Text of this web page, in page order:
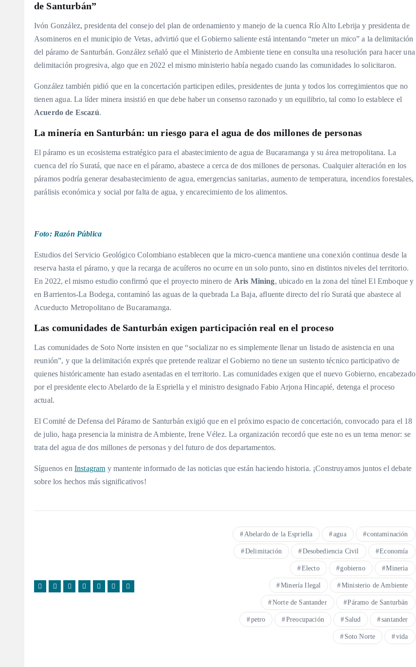
de Santurbán”
Ivón González, presidenta del consejo del plan de ordenamiento y manejo de la cuenca Río Alto Lebrija y presidenta de
Asomineros en el municipio de Vetas, advirtió que el Gobierno saliente está intentando “meter un mico” a la delimitación
del páramo de Santurbán. González señaló que el Ministerio de Ambiente tiene en consulta una resolución para hacer una
delimitación progresiva, algo que en 2022 el mismo ministerio había negado cuando las comunidades lo solicitaron.
González también pidió que en la concertación participen ediles, presidentes de junta y todos los corregimientos que no
tienen agua. La líder minera insistió en que debe haber un consenso razonado y un equilibrio, tal como lo establece el
Acuerdo de Escazú.
La minería en Santurbán: un riesgo para el agua de dos millones de personas
El páramo es un ecosistema estratégico para el abastecimiento de agua de Bucaramanga y su área metropolitana. La
cuenca del río Suratá, que nace en el páramo, abastece a cerca de dos millones de personas. Cualquier alteración en los
páramos podría generar desabastecimiento de agua, emergencias sanitarias, aumento de temperatura, incendios forestales,
parálisis económica y social por falta de agua, y encarecimiento de los alimentos.
Foto: Razón Pública
Estudios del Servicio Geológico Colombiano establecen que la micro-cuenca mantiene una conexión continua desde la
reserva hasta el páramo, y que la recarga de acuíferos no ocurre en un solo punto, sino en distintos niveles del territorio.
En 2022, el mismo estudio confirmó que el proyecto minero de Aris Mining, ubicado en la zona del túnel El Emboque y
en Barrientos-La Bodega, contaminó las aguas de la quebrada La Baja, afluente directo del río Suratá que abastece al
Acueducto Metropolitano de Bucaramanga.
Las comunidades de Santurbán exigen participación real en el proceso
Las comunidades de Soto Norte insisten en que “socializar no es simplemente llenar un listado de asistencia en una
reunión”, y que la delimitación exprés que pretende realizar el Gobierno no tiene un sustento técnico participativo de
quienes históricamente han estado asentadas en el territorio. Las comunidades exigen que el nuevo Gobierno, encabezado
por el presidente electo Abelardo de la Espriella y el ministro designado Fabio Arjona Hincapié, detenga el proceso
actual.
El Comité de Defensa del Páramo de Santurbán exigió que en el próximo espacio de concertación, convocado para el 18
de julio, haga presencia la ministra de Ambiente, Irene Vélez. La organización recordó que este no es un tema menor: se
trata del agua de dos millones de personas y del futuro de dos departamentos.
Síguenos en Instagram y mantente informado de las noticias que están haciendo historia. ¡Construyamos juntos el debate
sobre los hechos más significativos!
Abelardo de la Espriella agua contaminación
Delimitación Desobediencia Civil Economía
Electo gobierno Mineria
Minería Ilegal Ministerio de Ambiente
Norte de Santander Páramo de Santurbán
petro Preocupación Salud santander
Soto Norte vida